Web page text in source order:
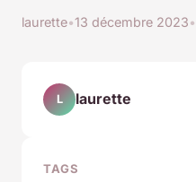
laurette•13 décembre 2023•
L laurette
TAGS